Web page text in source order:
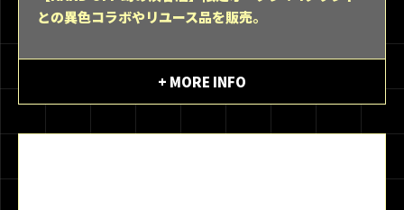
との異色コラボやリユース品を販売。
+ MORE INFO